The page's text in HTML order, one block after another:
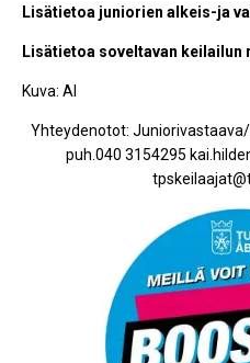
Lisätietoa juniorien alkeis-ja
Lisätietoa soveltavan keilailun
Kuva: AI
Yhteydenotot:
puh.040 3154295